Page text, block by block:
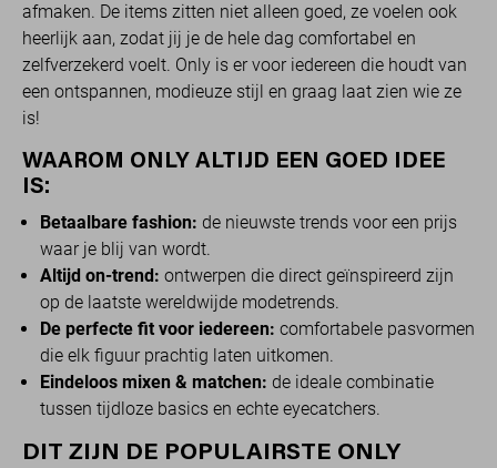
afmaken. De items zitten niet alleen goed, ze voelen ook
heerlijk aan, zodat jij je de hele dag comfortabel en
zelfverzekerd voelt. Only is er voor iedereen die houdt van
een ontspannen, modieuze stijl en graag laat zien wie ze
is!
WAAROM ONLY ALTIJD EEN GOED IDEE
IS:
Betaalbare fashion: de nieuwste trends voor een prijs
waar je blij van wordt.
Altijd on-trend: ontwerpen die direct geïnspireerd zijn
op de laatste wereldwijde modetrends.
De perfecte fit voor iedereen: comfortabele pasvormen
die elk figuur prachtig laten uitkomen.
Eindeloos mixen & matchen: de ideale combinatie
tussen tijdloze basics en echte eyecatchers.
DIT ZIJN DE POPULAIRSTE ONLY